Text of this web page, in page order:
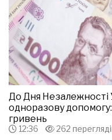
До Дня Незалежності
одноразову
гривень
12:36 262